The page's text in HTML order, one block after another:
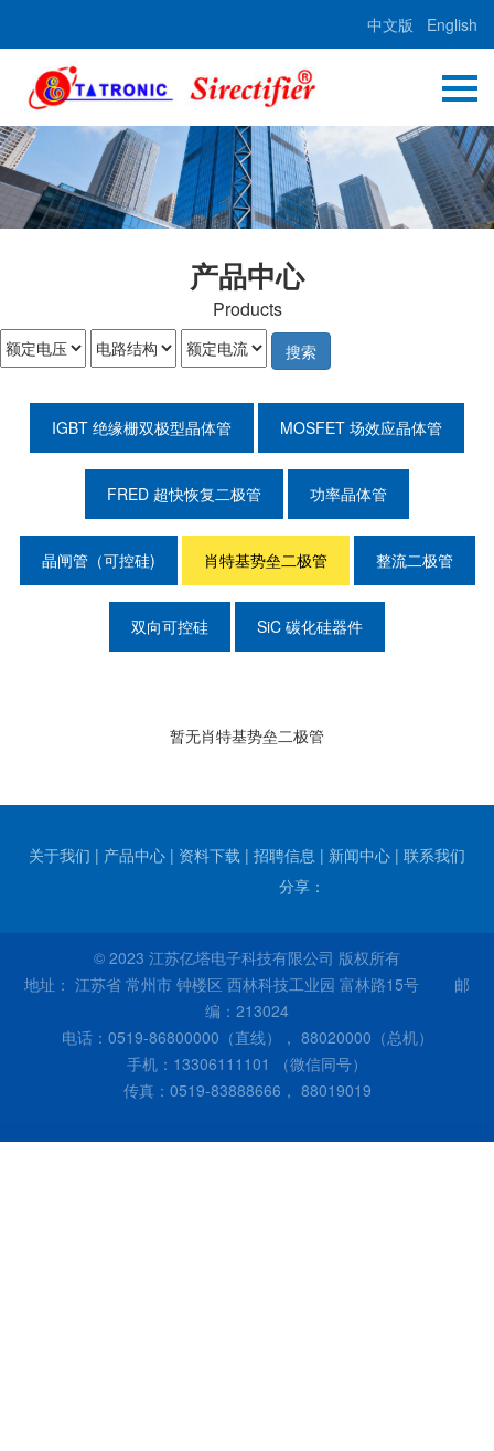
中文版 English
产品中心
Products
搜索
IGBT 绝缘栅双极型晶体管 MOSFET 场效应晶体管
FRED 超快恢复二极管 功率晶体管
晶闸管（可控硅) 肖特基势垒二极管 整流二极管
双向可控硅 SiC 碳化硅器件
暂无肖特基势垒二极管
关于我们 | 产品中心 | 资料下载 | 招聘信息 | 新闻中心 | 联系我们
分享：
© 2023 江苏亿塔电子科技有限公司 版权所有
地址： 江苏省 常州市 钟楼区 西林科技工业园 富林路15号 邮
编：213024
电话：0519-86800000（直线）， 88020000（总机）
手机：13306111101 （微信同号）
传真：0519-83888666， 88019019